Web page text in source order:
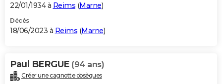
22/01/1934 à Reims (Marne)
Décès
18/06/2023 à Reims (Marne)
Paul BERGUE (94 ans)
Créer une cagnotte obsèques